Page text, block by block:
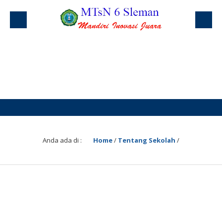
Anda ada di : Home/ Tentang Sekolah /